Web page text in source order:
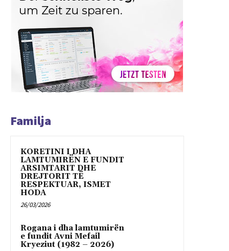
Familja
KORETINI I DHA
LAMTUMIRËN E FUNDIT
ARSIMTARIT DHE
DREJTORIT TË
RESPEKTUAR, ISMET
HODA
26/03/2026
Rogana i dha lamtumirën
e fundit Avni Mefail
Kryeziut (1982 – 2026)